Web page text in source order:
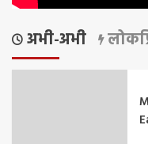
अभी-अभी